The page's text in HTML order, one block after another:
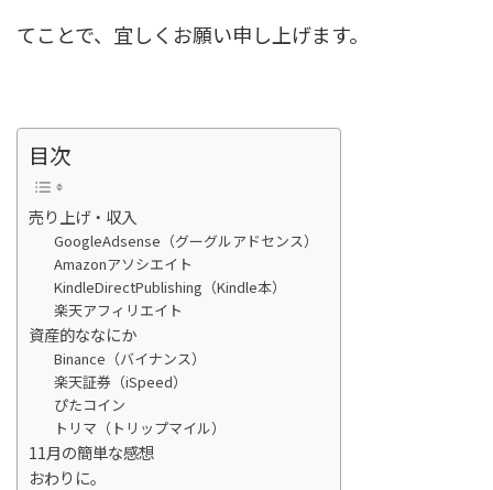
てことで、宜しくお願い申し上げます。
目次
売り上げ・収入
GoogleAdsense（グーグルアドセンス）
Amazonアソシエイト
KindleDirectPublishing（Kindle本）
楽天アフィリエイト
資産的ななにか
Binance（バイナンス）
楽天証券（iSpeed）
ぴたコイン
トリマ（トリップマイル）
11月の簡単な感想
おわりに。